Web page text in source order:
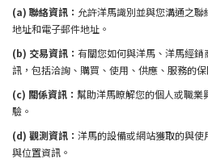
(a) 聯絡資訊： 允許洋馬識別並與您溝通之
地址和電子郵件地址。
(b) 交易資訊： 有關您如何與洋馬、洋馬經
訊，包括洽詢、購買、使用、供應、服務的
(c) 關係資訊： 幫助洋馬瞭解您的個人或職
驗。
(d) 觀測資訊： 洋馬的設備或網站獲取的與
與位置資訊。